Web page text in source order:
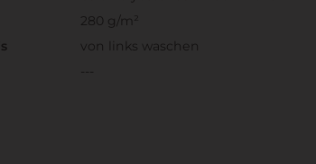
280 g/m²
von links waschen